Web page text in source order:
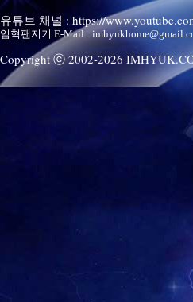
유튜브 채널 : https://
임혁팬지기 E-Mail :
Copyright ⓒ 2002-2026